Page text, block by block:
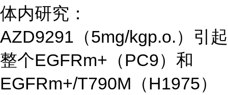
体内研究：
AZD9291（5mg/kgp.o.）引起
整个EGFRm+（PC9）和
EGFRm+/T790M（H1975）